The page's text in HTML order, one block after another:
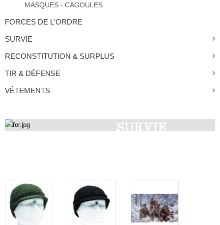
MASQUES - CAGOULES
FORCES DE L'ORDRE
SURVIE
RECONSTITUTION & SURPLUS
TIR & DÉFENSE
VÊTEMENTS
SURVIE